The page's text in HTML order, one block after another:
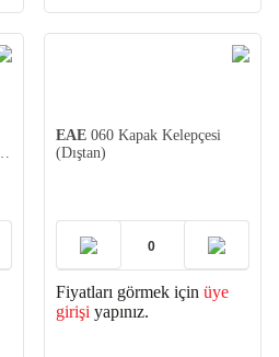
EAE 060 Kapak Kelepçesi
(Dıştan)
Fiyatları görmek için üye
girişi yapınız.